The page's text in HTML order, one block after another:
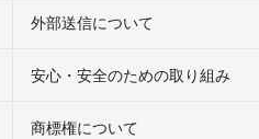
外部送信について
安心・安全のための取り組み
商標権について